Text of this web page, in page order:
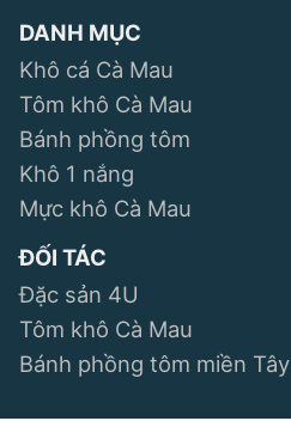
DANH MỤC
Khô cá Cà Mau
Tôm khô Cà Mau
Bánh phồng tôm
Khô 1 nắng
Mực khô Cà Mau
ĐỐI TÁC
Đặc sản 4U
Tôm khô Cà Mau
Bánh phồng tôm miền Tây